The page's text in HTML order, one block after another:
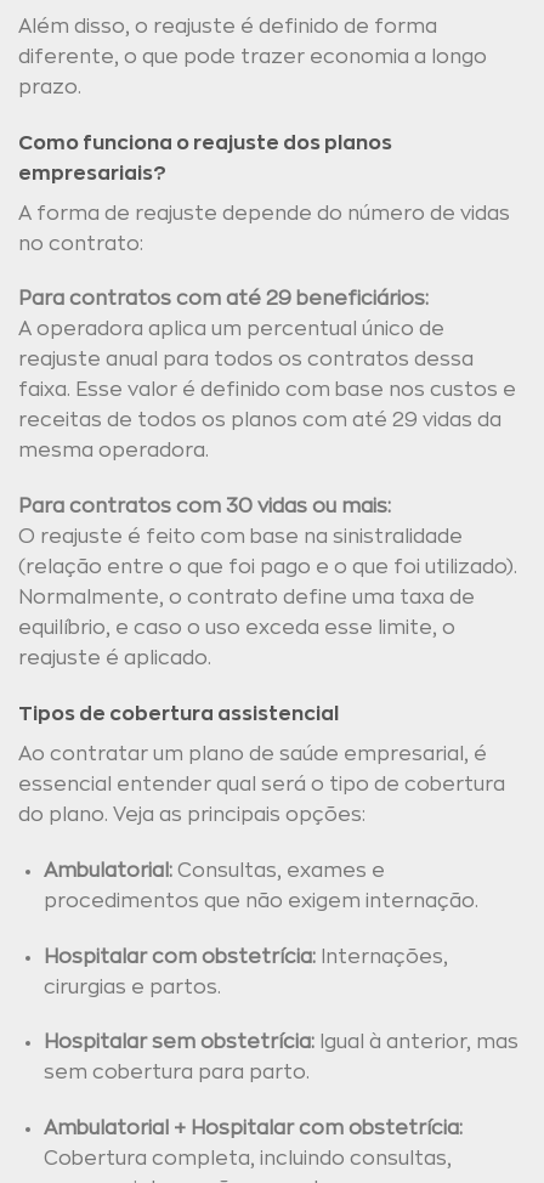
Além disso, o reajuste é definido de forma
diferente, o que pode trazer economia a longo
prazo.
Como funciona o reajuste dos planos
empresariais?
A forma de reajuste depende do número de vidas
no contrato:
Para contratos com até 29 beneficiários:
A operadora aplica um percentual único de
reajuste anual para todos os contratos dessa
faixa. Esse valor é definido com base nos custos e
receitas de todos os planos com até 29 vidas da
mesma operadora.
Para contratos com 30 vidas ou mais:
O reajuste é feito com base na sinistralidade
(relação entre o que foi pago e o que foi utilizado).
Normalmente, o contrato define uma taxa de
equilíbrio, e caso o uso exceda esse limite, o
reajuste é aplicado.
Tipos de cobertura assistencial
Ao contratar um plano de saúde empresarial, é
essencial entender qual será o tipo de cobertura
do plano. Veja as principais opções:
Ambulatorial:Consultas, exames e
procedimentos que não exigem internação.
Hospitalar com obstetrícia:Internações,
cirurgias e partos.
Hospitalar sem obstetrícia:Igual à anterior, mas
sem cobertura para parto.
Ambulatorial + Hospitalar com obstetrícia:
Cobertura completa, incluindo consultas,